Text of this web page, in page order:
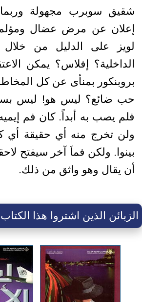
شقيق سوبرب مجهولة
إعلان عن مرض عضال
لويز على الدليل من
الداخلية؟ إفلاس؟ يمكن
بروبنكور بمنأى عن كل
حب ضائع؟ ليس هو! ليس
فلم يصب به أبداً. كان فم إيميه
ولن تخرج منه أي حقيقة
بينوا. ولكن فماَ آخر سيفتح
أن يقال وهو واثق من ذلك.
الزبائن الذين اشتروا هذا